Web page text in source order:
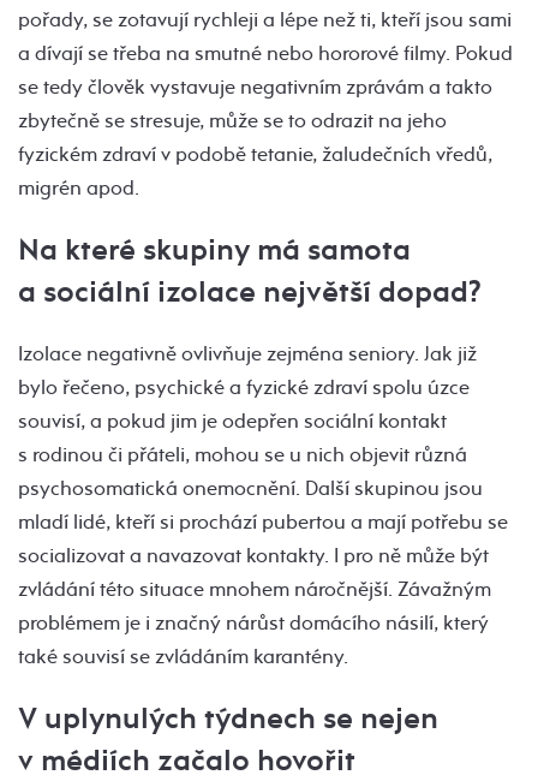
pořady, se zotavují rychleji a lépe než ti, kteří jsou sami
a dívají se třeba na smutné nebo hororové filmy. Pokud
se tedy člověk vystavuje negativním zprávám a takto
zbytečně se stresuje, může se to odrazit na jeho
fyzickém zdraví v podobě tetanie, žaludečních vředů,
migrén apod.
Na které skupiny má samota
a sociální izolace největší dopad?
Izolace negativně ovlivňuje zejména seniory. Jak již
bylo řečeno, psychické a fyzické zdraví spolu úzce
souvisí, a pokud jim je odepřen sociální kontakt
s rodinou či přáteli, mohou se u nich objevit různá
psychosomatická onemocnění. Další skupinou jsou
mladí lidé, kteří si prochází pubertou a mají potřebu se
socializovat a navazovat kontakty. I pro ně může být
zvládání této situace mnohem náročnější. Závažným
problémem je i značný nárůst domácího násilí, který
také souvisí se zvládáním karantény.
V uplynulých týdnech se nejen
v médiích začalo hovořit